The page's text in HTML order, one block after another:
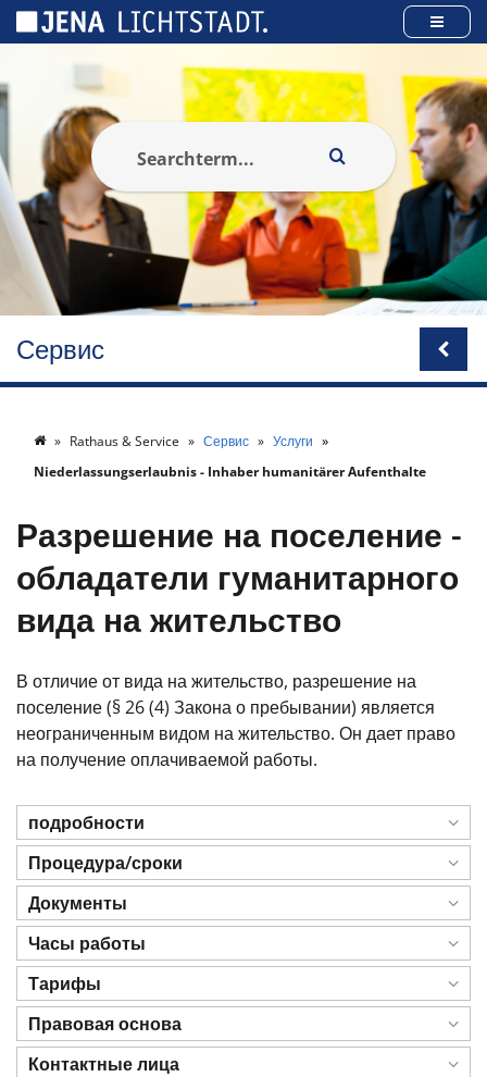
Сервис
Rathaus & Service Сервис
Услуги
Niederlassungserlaubnis - Inhaber humanitärer Aufenthalte
Разрешение на поселение -
обладатели гуманитарного
вида на жительство
В отличие от вида на жительство, разрешение на
поселение (§ 26 (4) Закона о пребывании) является
неограниченным видом на жительство. Он дает право
на получение оплачиваемой работы.
подробности
Процедура/сроки
Документы
Часы работы
Тарифы
Правовая основа
Контактные лица
Панель управления cookies